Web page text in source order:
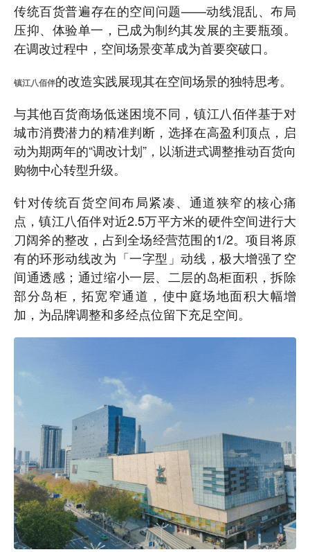
传统百货普遍存在的空间问题——动线混乱、布局
压抑、体验单一，已成为制约其发展的主要瓶颈。
在调改过程中，空间场景变革成为首要突破口。
镇江八佰伴的改造实践展现其在空间场景的独特思考。
与其他百货商场低迷困境不同，镇江八佰伴基于对
城市消费潜力的精准判断，选择在高盈利顶点，启
动为期两年的“调改计划”，以渐进式调整推动百货向
购物中心转型升级。
针对传统百货空间布局紧凑、通道狭窄的核心痛
点，镇江八佰伴对近2.5万平方米的硬件空间进行大
刀阔斧的整改，占到全场经营范围的1/2。项目将原
有的环形动线改为「一字型」动线，极大增强了空
间通透感；通过缩小一层、二层的岛柜面积，拆除
部分岛柜，拓宽窄通道，使中庭场地面积大幅增
加，为品牌调整和多经点位留下充足空间。